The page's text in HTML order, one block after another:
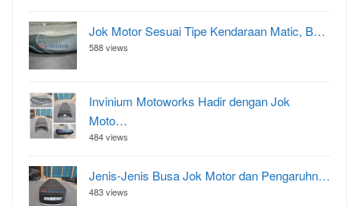
Jok Motor Sesuai Tipe Kendaraan Matic, B…
588 views
Invinium Motoworks Hadir dengan Jok
Moto…
484 views
Jenis-Jenis Busa Jok Motor dan Pengaruhn…
483 views